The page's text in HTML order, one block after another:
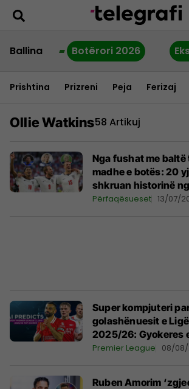
Ballina Botërori 2026
Prishtina Prizreni Peja Ferizaj
Ollie Watkins58 Artikuj
Nga fushat me baltë
madhe e botës: 20
shkruan historinë
Përfaqësueset 13/07/
Super kompjuteri
golashënuesit e
2025/26: Gyokeres
Premier League 08/
Ruben Amorim